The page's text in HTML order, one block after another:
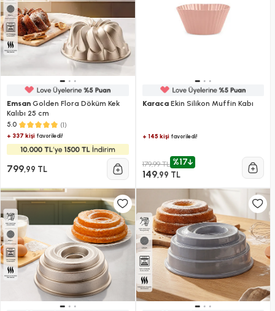
Emsan Golden Flora Döküm Kek
Kalıbı 25 cm
5.0 (1)
+ 337 kişi favoriledi!
799,99 TL
KaracaEkin Silikon Muffin Kabı
+ 145 kişifavoriledi!
179,99 TL %17
149,99 TL